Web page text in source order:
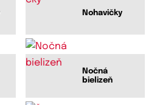
Nohavičky
Nočná
bielizeň